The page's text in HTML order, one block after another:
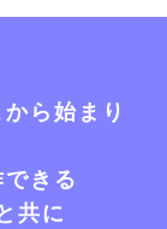
ら始まり
きる
共に